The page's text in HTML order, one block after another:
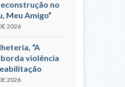
no
Meu Amigo”
2026
“A
violência
2026